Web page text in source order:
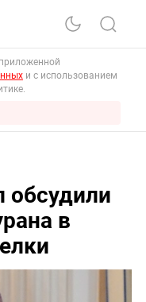
и с использованием
обсудили
в